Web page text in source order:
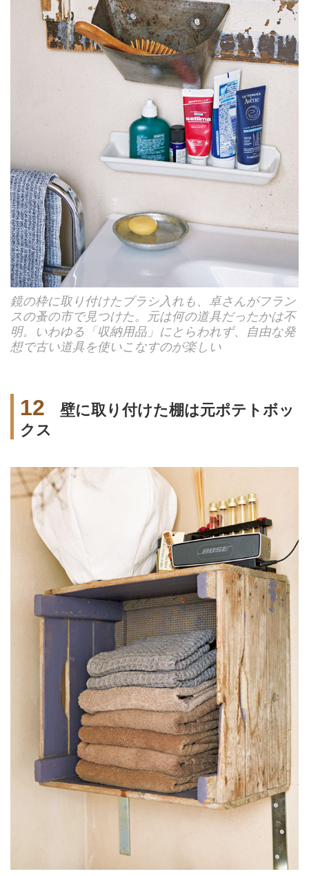
鏡の枠に取り付けたブラシ入れも、卓さんがフラン
スの蚤の市で見つけた。元は何の道具だったかは不
明。いわゆる「収納用品」にとらわれず、自由な発
想で古い道具を使いこなすのが楽しい
12 壁に取り付けた棚は元ポテトボッ
クス